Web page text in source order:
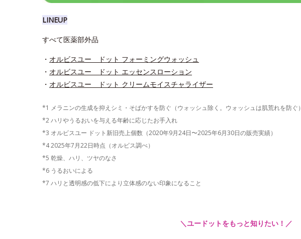
LINEUP
すべて医薬部外品
・ オルビスユー ドット フォーミングウォッシュ
・ オルビスユー ドット エッセンスローション
・ オルビスユー ドット クリームモイスチャライザー
*1 メラニンの生成を抑えシミ・そばかすを防ぐ（ウォッシュ除く。ウォッシュは肌荒れを防ぐ）
*2 ハリやうるおいを与える年齢に応じたお手入れ
*3 オルビスユー ドット新旧売上個数（2020年9月24日〜2025年6月30日の販売実績）
*4 2025年7月22日時点（オルビス調べ）
*5 乾燥、ハリ、ツヤのなさ
*6 うるおいによる
*7 ハリと透明感の低下により立体感のない印象になること
＼ユードットをもっと知りたい！／